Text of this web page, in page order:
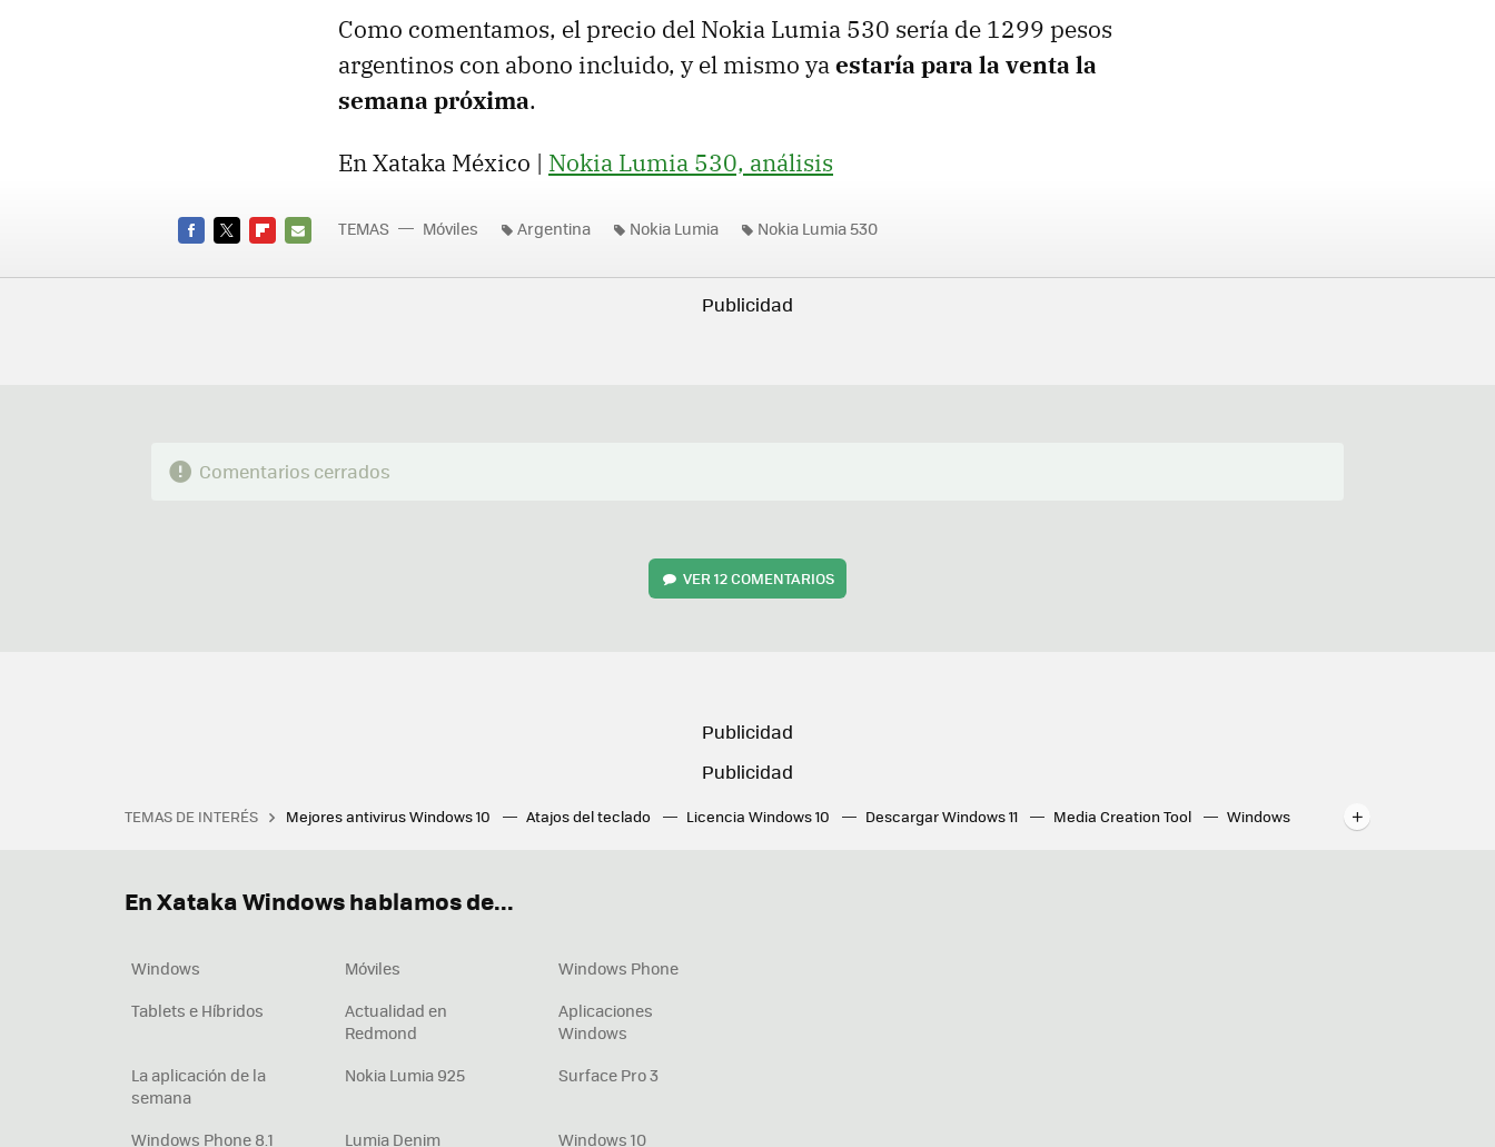
Como comentamos, el precio del Nokia Lumia 530 sería de 1299 pesos
argentinos con abono incluido, y el mismo yaestaría para la venta la
semana próxima.
En Xataka México | Nokia Lumia 530, análisis
MAIL
TEMAS Móviles Argentina Nokia Lumia Nokia Lumia 530
Comentarios cerrados
VER12 COMENTARIOS
TEMAS DE INTERÉS Mejores antivirus Windows 10 Atajos del teclado Licencia Windows 10 Descargar Windows 11 Media Creation Tool
Windows
En Xataka Windows hablamos de...
Windows Móviles
Windows Phone
Tablets e Híbridos
Actualidad en
Redmond
Aplicaciones
Windows
La aplicación de la
semana
Nokia Lumia 925 Surface Pro 3
Windows Phone 8.1 Lumia Denim Windows 10